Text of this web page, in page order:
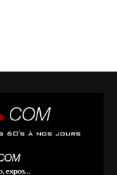
seront pas prises en
seront